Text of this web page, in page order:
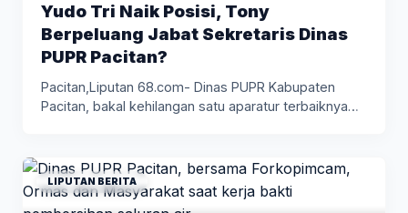
Yudo Tri Naik Posisi, Tony
Berpeluang Jabat Sekretaris Dinas
PUPR Pacitan?
Pacitan,Liputan 68.com- Dinas PUPR Kabupaten
Pacitan, bakal kehilangan satu aparatur terbaiknya
LIPUTAN BERITA